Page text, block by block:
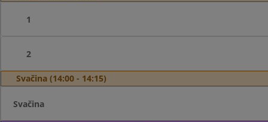
1
2
Svačina (14:00 - 14:15)
Svačina